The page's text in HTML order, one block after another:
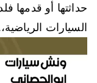
حداثتها أو قدمها
السيارات